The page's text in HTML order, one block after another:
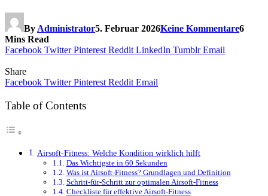
By Administrator5. Februar 2026Keine Kommentare6
Mins Read
Facebook Twitter Pinterest Reddit LinkedIn Tumblr Email
Share
Facebook Twitter Pinterest Reddit Email
Table of Contents
Airsoft-Fitness: Welche Kondition wirklich hilft
Das Wichtigste in 60 Sekunden
Was ist Airsoft-Fitness? Grundlagen und Definition
Schritt-für-Schritt zur optimalen Airsoft-Fitness
Checkliste für effektive Airsoft-Fitness